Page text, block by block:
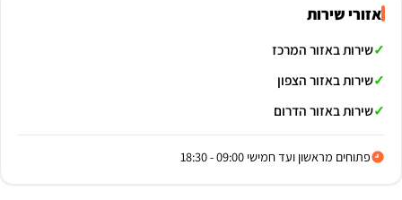
אזורי שירות
שירות באזור המרכז
שירות באזור הצפון
שירות באזור הדרום
פתוחים מראשון ועד חמישי 09:00 - 18:30